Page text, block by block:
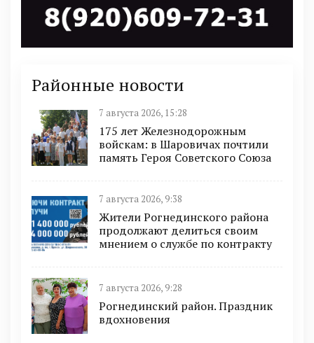
Районные новости
7 августа 2026, 15:28
175 лет Железнодорожным
войскам: в Шаровичах почтили
память Героя Советского Союза
7 августа 2026, 9:38
Жители Рогнединского района
продолжают делиться своим
мнением о службе по контракту
7 августа 2026, 9:28
Рогнединский район. Праздник
вдохновения